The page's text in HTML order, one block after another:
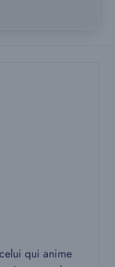
qui anime